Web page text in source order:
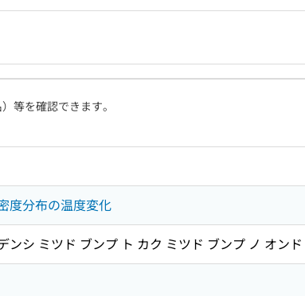
等を確認できます。
度分布の温度変化
ンシ ミツド ブンプ ト カク ミツド ブンプ ノ オン